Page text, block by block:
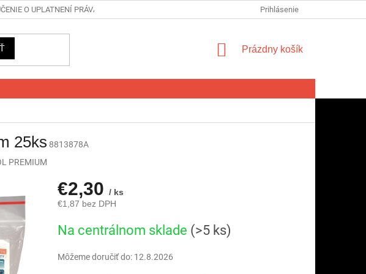
O UPLATNENÍ PRÁVA SPOTREBITEĽA NA ODSTÚPENIE OD ZMLUVY FORMULÁR NA
Prihlásenie
NÁKUPNÝ
Prázdny košík
25ks 8813878A
PREMIUM
€2,30 / ks
€1,87 bez DPH
cena:
Na centrálnom sklade (>5 ks)
Môžeme doručiť do: 12.8.2026